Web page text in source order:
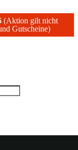
(Aktion gilt nicht
Gutscheine)